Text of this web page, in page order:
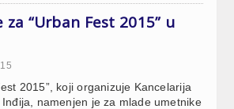
“Urban Fest 2015” u
2015”, koji organizuje Kancelarija
namenjen je za mlade umetnike